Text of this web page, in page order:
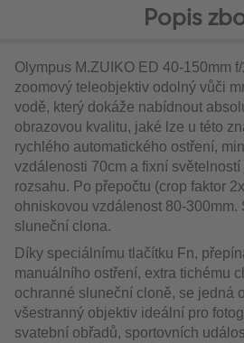
Popis
Olympus M.ZUIKO ED 40-150mm
zoomový teleobjektiv odolný vůči
vodě, který dokáže nabídnout
obrazovou kvalitu, jaké lze u této
rychlého automatického ostření,
vzdálenosti 70cm a fixní světelností
rozsahu. Po přepočtu (crop faktor
ohniskovou vzdálenost 80-300mm.
sluneční clona.
Díky speciálnímu tlačítku Fn,
manuálního ostření, extra tichému
ochranné sluneční cloně, se jedná
všestranný objektiv ideální pro
svatební obřadů, sportovních